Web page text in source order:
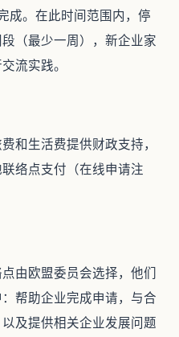
成。在此时间范围内，停
（最少一周），新企业家
流实践。
和生活费提供财政支持，
络点支付（在线申请注
由欧盟委员会选择，他们
帮助企业完成申请，与合
及提供相关企业发展问题